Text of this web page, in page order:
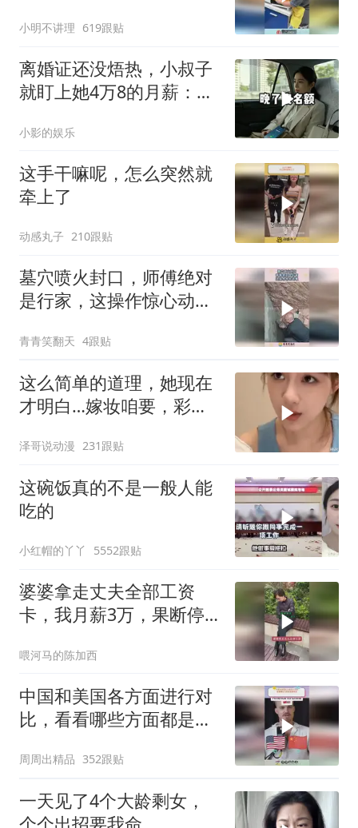
小明不讲理 619跟贴
离婚证还没焐热，小叔子
就盯上她4万8的月薪：转
小影的娱乐
这手干嘛呢，怎么突然就
牵上了
动感丸子 210跟贴
墓穴喷火封口，师傅绝对
是行家，这操作惊心动
青青笑翻天 4跟贴
这么简单的道理，她现在
才明白…嫁妆咱要，彩礼
泽哥说动漫 231跟贴
这碗饭真的不是一般人能
吃的
小红帽的丫丫 5552跟贴
婆婆拿走丈夫全部工资
卡，我月薪3万，果断停
喂河马的陈加西
中国和美国各方面进行对
比，看看哪些方面都是谁
周周出精品 352跟贴
一天见了4个大龄剩女，